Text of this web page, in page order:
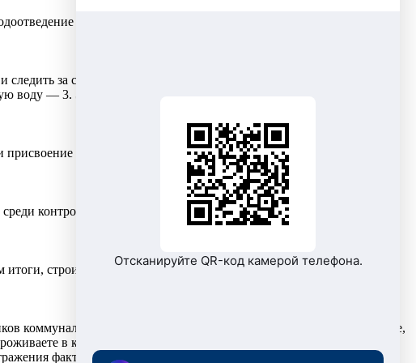
для жителей г. Радужного на 2026 год. Это закреплено в
за сроками поверки и передачи показаний. С 6 декабря
— 3. Это означает, что плата увеличивается в три раза по
лицевого счета. Это необходимо для корректного учета
контролеров Энергонадзора. Церемония награждения
итоги, строим планы на будущее. А чтобы Новый год принес
коммунальных услуг – ежемесячно, не позднее 25-го числа. Данные,
в квартире или доме и показания приборов учета не
фактического потребления ресурсов.
Отсканируйте QR-код камерой телефона.